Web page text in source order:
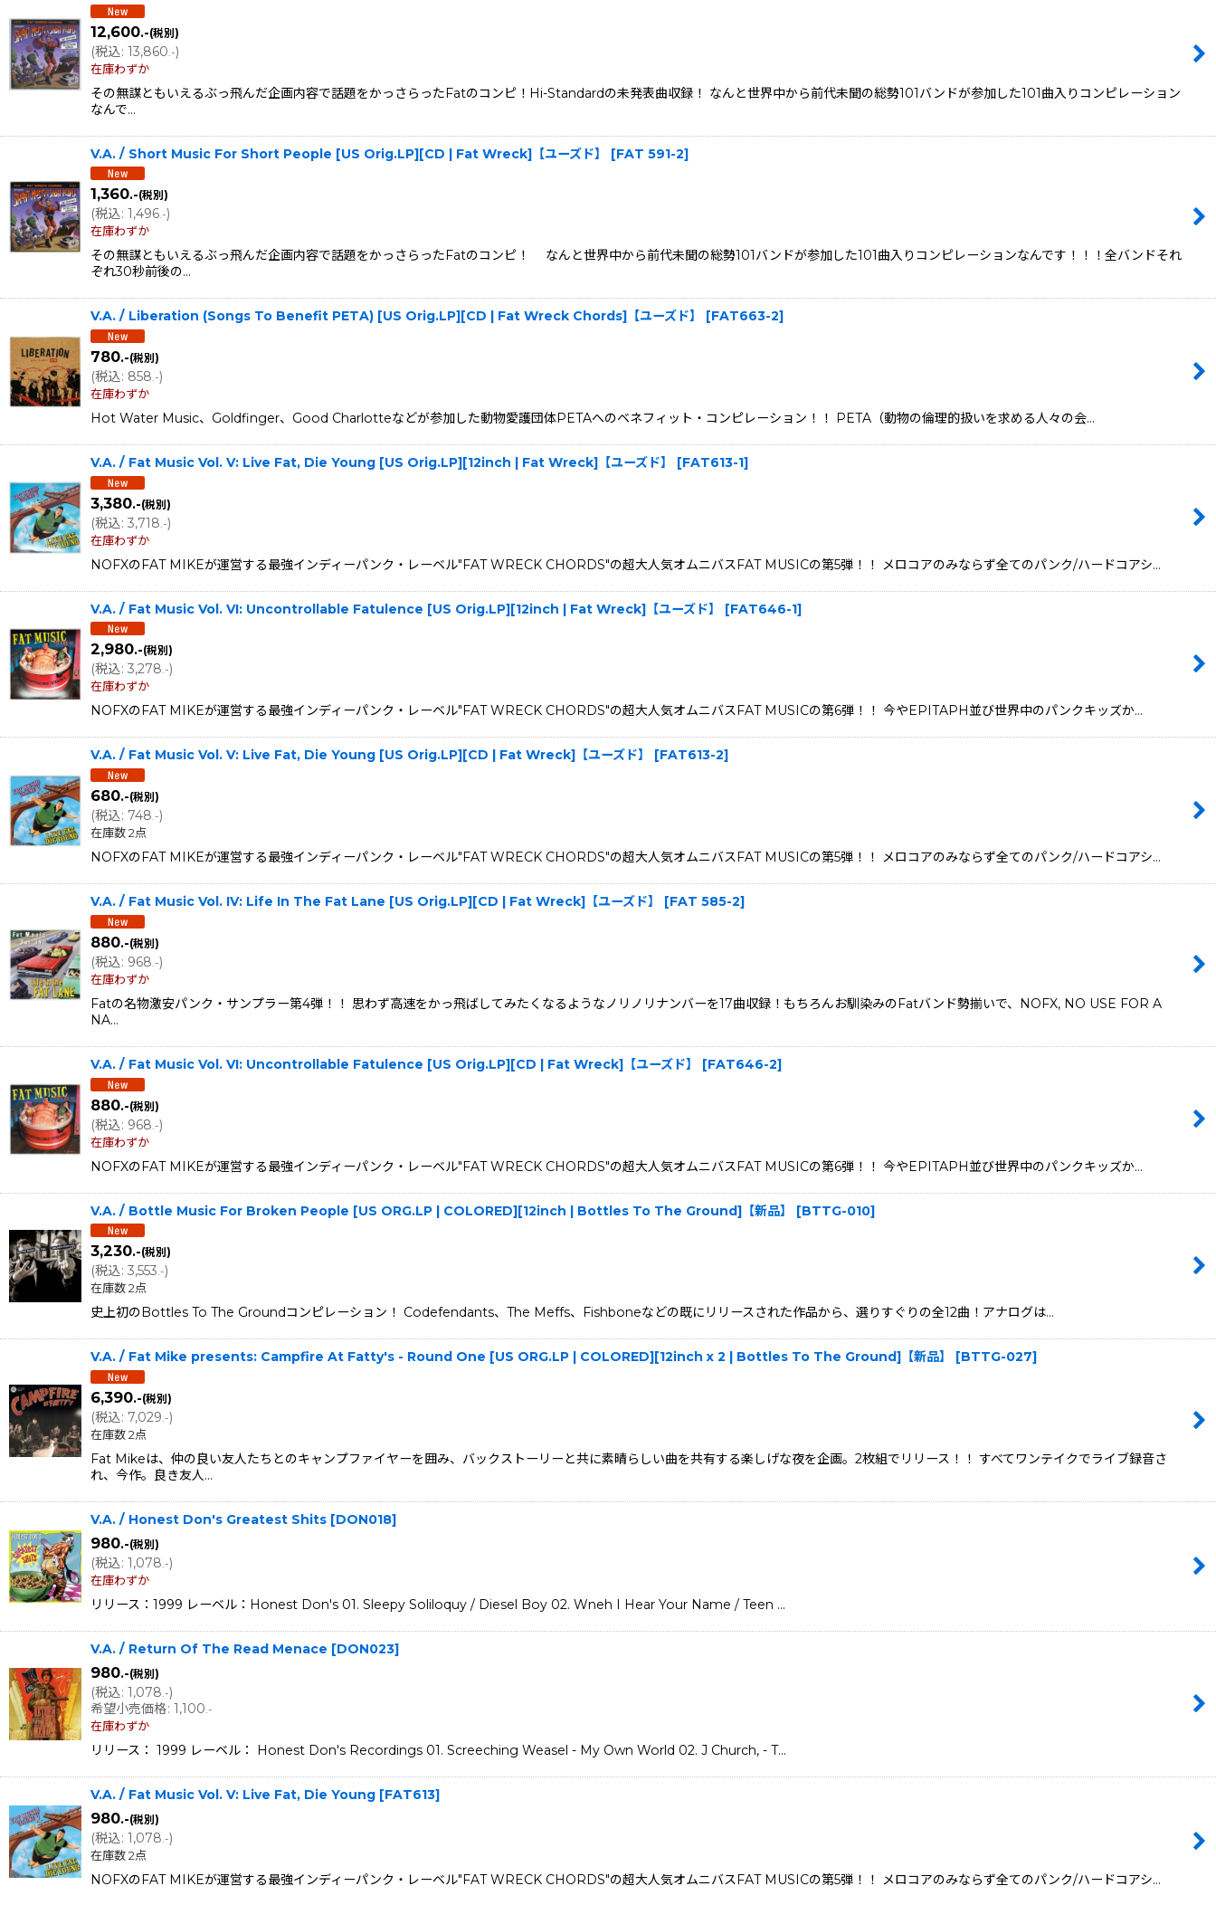
並び順:
絞り込む
12,600.-(税別)
(税込: 13,860 .-)
在庫わずか
その無謀ともいえるぶっ飛んだ企画内容で話題をかっさらったFatのコンピ！Hi-Standardの未発表曲収録！ なんと世界中から前代未聞の総勢101バンドが参加した101曲入りコンピレーション
なんで…
V.A. / Short Music For Short People [US Orig.LP][CD | Fat Wreck]【ユーズド】 [FAT 591-2]
1,360.-(税別)
(税込: 1,496.-)
在庫わずか
その無謀ともいえるぶっ飛んだ企画内容で話題をかっさらったFatのコンピ！ なんと世界中から前代未聞の総勢101バンドが参加した101曲入りコンピレーションなんです！！！全バンドそれ
ぞれ30秒前後の…
V.A. / Liberation (Songs To Benefit PETA) [US Orig.LP][CD | Fat Wreck Chords]【ユーズド】 [FAT663-2]
780.-(税別)
(税込: 858 .-)
在庫わずか
Hot Water Music、Goldfinger、Good Charlotteなどが参加した動物愛護団体PETAへのベネフィット・コンピレーション！！ PETA（動物の倫理的扱いを求める人々の会…
V.A. / Fat Music Vol. V: Live Fat, Die Young [US Orig.LP][12inch | Fat Wreck]【ユーズド】 [FAT613-1]
3,380.-(税別)
(税込: 3,718 .-)
在庫わずか
NOFXのFAT MIKEが運営する最強インディーパンク・レーベル"FAT WRECK CHORDS"の超大人気オムニバスFAT MUSICの第5弾！！ メロコアのみならず全てのパンク/ハードコアシ…
V.A. / Fat Music Vol. VI: Uncontrollable Fatulence [US Orig.LP][12inch | Fat Wreck]【ユーズド】 [FAT646-1]
2,980.-(税別)
(税込: 3,278.-)
在庫わずか
NOFXのFAT MIKEが運営する最強インディーパンク・レーベル"FAT WRECK CHORDS"の超大人気オムニバスFAT MUSICの第6弾！！ 今やEPITAPH並び世界中のパンクキッズか…
V.A. / Fat Music Vol. V: Live Fat, Die Young [US Orig.LP][CD | Fat Wreck]【ユーズド】 [FAT613-2]
680.-(税別)
(税込: 748.-)
在庫数 2点
NOFXのFAT MIKEが運営する最強インディーパンク・レーベル"FAT WRECK CHORDS"の超大人気オムニバスFAT MUSICの第5弾！！ メロコアのみならず全てのパンク/ハードコアシ…
V.A. / Fat Music Vol. IV: Life In The Fat Lane [US Orig.LP][CD | Fat Wreck]【ユーズド】 [FAT 585-2]
880.-(税別)
(税込: 968 .-)
在庫わずか
Fatの名物激安パンク・サンプラー第4弾！！ 思わず高速をかっ飛ばしてみたくなるようなノリノリナンバーを17曲収録！もちろんお馴染みのFatバンド勢揃いで、NOFX, NO USE FOR A
NA…
V.A. / Fat Music Vol. VI: Uncontrollable Fatulence [US Orig.LP][CD | Fat Wreck]【ユーズド】 [FAT646-2]
880.-(税別)
(税込: 968 .-)
在庫わずか
NOFXのFAT MIKEが運営する最強インディーパンク・レーベル"FAT WRECK CHORDS"の超大人気オムニバスFAT MUSICの第6弾！！ 今やEPITAPH並び世界中のパンクキッズか…
V.A. / Bottle Music For Broken People [US ORG.LP | COLORED][12inch | Bottles To The Ground]【新品】 [BTTG-010]
3,230.-(税別)
(税込: 3,553.-)
在庫数 2点
史上初のBottles To The Groundコンピレーション！ Codefendants、The Meffs、Fishboneなどの既にリリースされた作品から、選りすぐりの全12曲！アナログは…
V.A. / Fat Mike presents: Campfire At Fatty's - Round One [US ORG.LP | COLORED][12inch x 2 | Bottles To The Ground]【新品】 [BTTG-027]
6,390.-(税別)
(税込: 7,029.-)
在庫数 2点
Fat Mikeは、仲の良い友人たちとのキャンプファイヤーを囲み、バックストーリーと共に素晴らしい曲を共有する楽しげな夜を企画。2枚組でリリース！！ すべてワンテイクでライブ録音さ
れ、今作。良き友人…
V.A. / Honest Don's Greatest Shits [DON018]
980.-(税別)
(税込: 1,078.-)
在庫わずか
リリース：1999 レーベル：Honest Don's 01. Sleepy Soliloquy / Diesel Boy 02. Wneh I Hear Your Name / Teen …
V.A. / Return Of The Read Menace [DON023]
980.-(税別)
(税込: 1,078.-)
希望小売価格: 1,100.-
在庫わずか
リリース： 1999 レーベル： Honest Don's Recordings 01. Screeching Weasel - My Own World 02. J Church, - T…
V.A. / Fat Music Vol. V: Live Fat, Die Young [FAT613]
980.-(税別)
(税込: 1,078.-)
在庫数 2点
NOFXのFAT MIKEが運営する最強インディーパンク・レーベル"FAT WRECK CHORDS"の超大人気オムニバスFAT MUSICの第5弾！！ メロコアのみならず全てのパンク/ハードコアシ…